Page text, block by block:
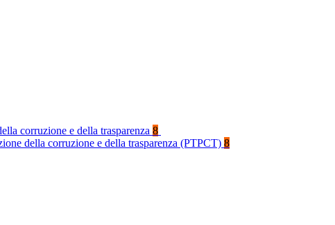
corruzione e della trasparenza 8
della corruzione e della trasparenza (PTPCT) 8